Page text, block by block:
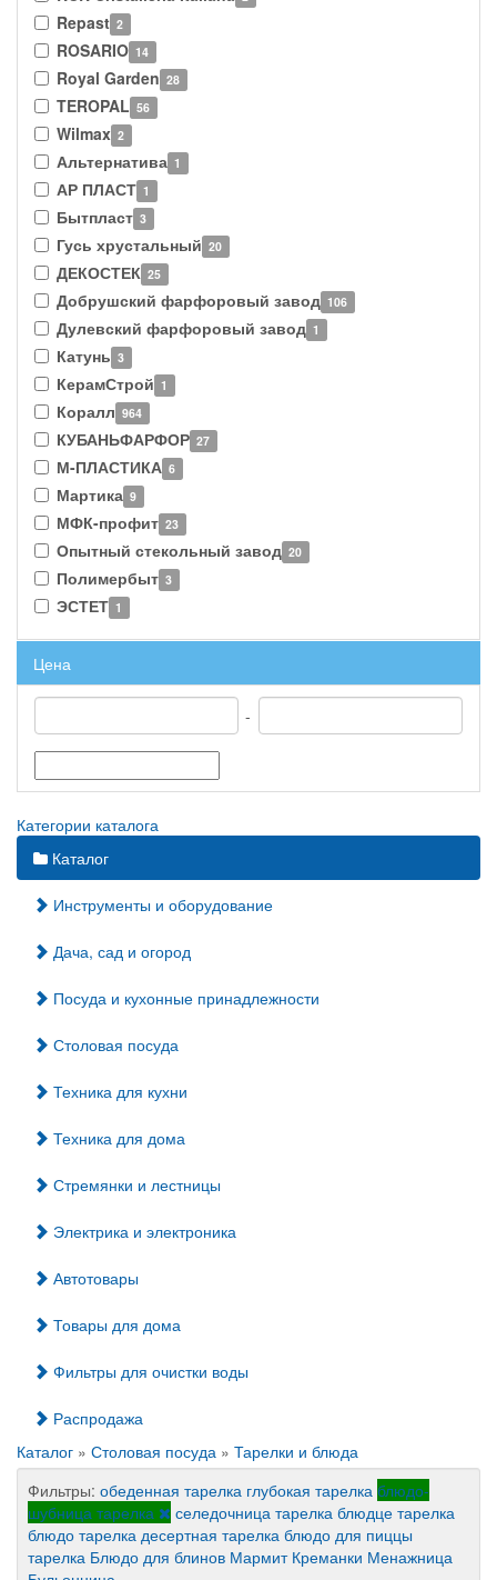
Repast 2
ROSARIO 14
Royal Garden 28
TEROPAL 56
Wilmax 2
Альтернатива 1
АР ПЛАСТ 1
Бытпласт 3
Гусь хрустальный 20
ДЕКОСТЕК 25
Добрушский фарфоровый завод 106
Дулевский фарфоровый завод 1
Катунь 3
КерамСтрой 1
Коралл 964
КУБАНЬФАРФОР 27
М-ПЛАСТИКА 6
Мартика 9
МФК-профит 23
Опытный стекольный завод 20
Полимербыт 3
ЭСТЕТ 1
Цена
-
Категории каталога
Каталог
Инструменты и оборудование
Дача, сад и огород
Посуда и кухонные принадлежности
Столовая посуда
Техника для кухни
Техника для дома
Стремянки и лестницы
Электрика и электроника
Автотовары
Товары для дома
Фильтры для очистки воды
Распродажа
Каталог » Столовая посуда » Тарелки и блюда
Фильтры: обеденная тарелка глубокая тарелка блюдо-
шубница тарелка
селедочница тарелка блюдце тарелка
блюдо тарелка десертная тарелка блюдо для пиццы
тарелка Блюдо для блинов Мармит Креманки Менажница